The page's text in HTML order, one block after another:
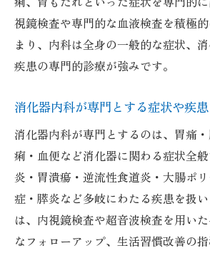
視鏡検査や専門的な血液検査を積極
まり、内科は全身の一般的な症状、
疾患の専門的診療が強みです。
消化器内科が専門とする症状や疾
消化器内科が専門とするのは、胃痛
痢・血便など消化器に関わる症状全
炎・胃潰瘍・逆流性食道炎・大腸ポ
症・膵炎など多岐にわたる疾患を扱
は、内視鏡検査や超音波検査を用い
なフォローアップ、生活習慣改善の